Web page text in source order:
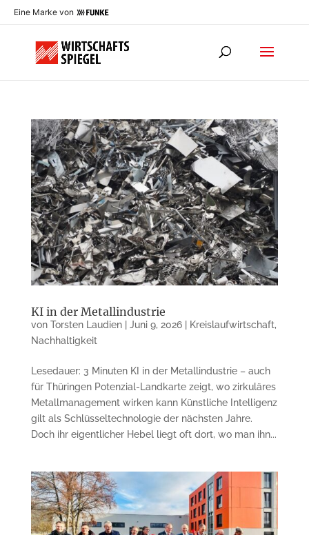
Eine Marke von
KI in der Metallindustrie
von Torsten Laudien| Juni 9, 2026| Kreislaufwirtschaft,
Nachhaltigkeit
Lesedauer: 3 Minuten KI in der Metallindustrie – auch
für Thüringen Potenzial-Landkarte zeigt, wo zirkuläres
Metallmanagement wirken kann Künstliche Intelligenz
gilt als Schlüsseltechnologie der nächsten Jahre.
Doch ihr eigentlicher Hebel liegt oft dort, wo man ihn...